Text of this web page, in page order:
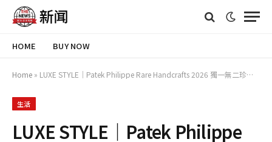
HOME BUY NOW
Home » LUXE STYLE｜Patek Philippe Rare Handcrafts 2026 獨一無二珍稀工藝作品展
生活
LUXE STYLE｜Patek Philippe